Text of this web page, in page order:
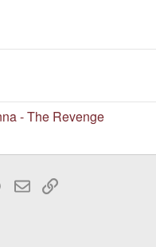
- The Revenge
WhatsApp
EmailLink